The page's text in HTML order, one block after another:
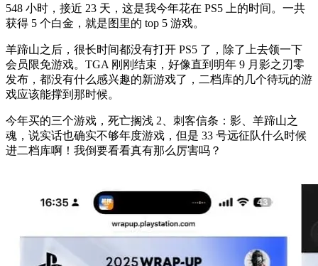
548 小时，接近 23 天，这是我今年花在 PS5 上的时间。一共
获得 5 个白金，就是图里的 top 5 游戏。
羊蹄山之后，很长时间都没有打开 PS5 了，除了上去领一下
会员限免游戏。TGA 刚刚结束，好像直到明年 9 月影之刃零
发布，都没有什么感兴趣的新游戏了，二档库的几个待玩的游
戏应该能撑到那时候。
今年买的三个游戏，死亡搁浅 2、刺客信条：影、羊蹄山之
魂，说实话也确实不够年度游戏，但是 33 号远征队什么时候
进二档库啊！我倒要看看真有那么厉害吗？